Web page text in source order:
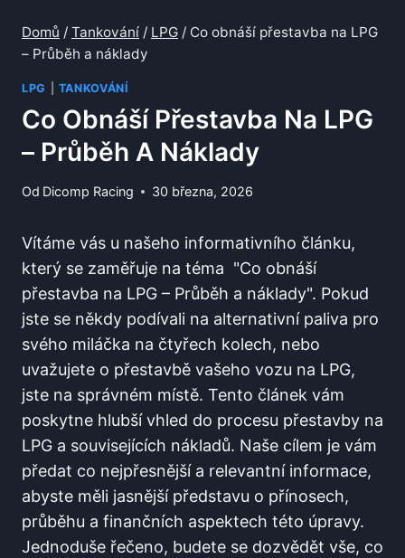
Domů / Tankování / LPG / Co obnáší přestavba na LPG
– Průběh a náklady
LPG TANKOVÁNÍ
Co Obnáší Přestavba Na LPG
– Průběh A Náklady
Od Dicomp Racing 30 března, 2026
Vítáme vás ‌u našeho informativního článku,
který se⁣ zaměřuje na téma ⁤ "Co⁤ obnáší ​
přestavba na LPG – Průběh a náklady". Pokud
jste se někdy podívali ‌na‍ alternativní ⁣paliva pro
svého miláčka⁣ na čtyřech ⁤kolech, nebo⁢
uvažujete o ⁤přestavbě vašeho vozu na LPG,
jste na správném místě. Tento​ článek ⁢vám⁤
poskytne hlubší vhled do procesu přestavby na
LPG a souvisejících ⁤nákladů. Naše cílem je vám
předat co nejpřesnější a relevantní⁢ informace,
abyste měli‍ jasnější představu o přínosech,
průběhu a ⁣finančních aspektech této úpravy.​
Jednoduše‍ řečeno, ‍budete se ⁢dozvědět ⁤vše,‍ co